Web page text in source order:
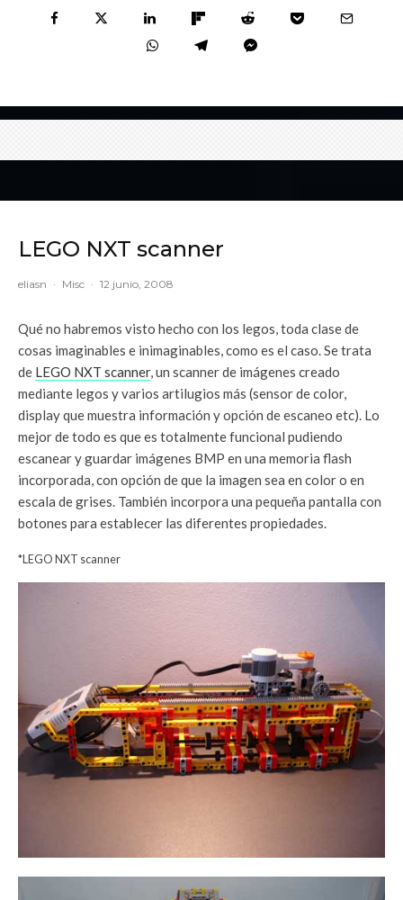
LEGO NXT scanner
eliasn · Misc · 12 junio, 2008
Qué no habremos visto hecho con los legos, toda clase de
cosas imaginables e inimaginables, como es el caso. Se trata
de LEGO NXT scanner, un scanner de imágenes creado
mediante legos y varios artilugios más (sensor de color,
display que muestra información y opción de escaneo etc). Lo
mejor de todo es que es totalmente funcional pudiendo
escanear y guardar imágenes BMP en una memoria flash
incorporada, con opción de que la imagen sea en color o en
escala de grises. También incorpora una pequeña pantalla con
botones para establecer las diferentes propiedades.
*LEGO NXT scanner